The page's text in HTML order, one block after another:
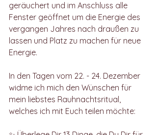
geräuchert und im Anschluss alle
Fenster geöffnet um die Energie des
vergangen Jahres nach draußen zu
lassen und Platz zu machen für neue
Energie.
In den Tagen vom 22. - 24. Dezember
widme ich mich den Wünschen für
mein liebstes Rauhnachtsritual,
welches ich mit Euch teilen möchte: